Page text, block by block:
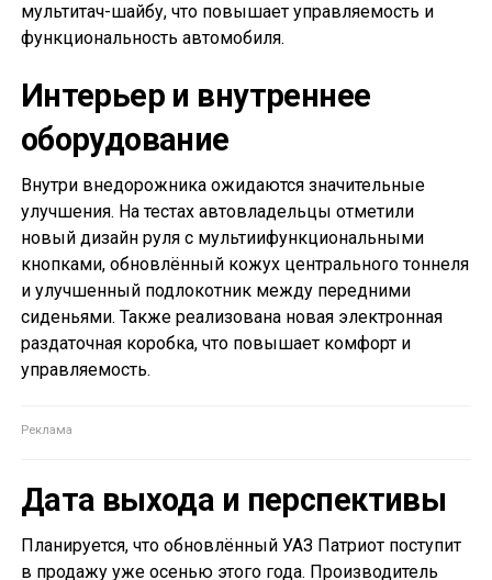
мультитач-шайбу, что повышает управляемость и
функциональность автомобиля.
Интерьер и внутреннее
оборудование
Внутри внедорожника ожидаются значительные
улучшения. На тестах автовладельцы отметили
новый дизайн руля с мультиифункциональными
кнопками, обновлённый кожух центрального тоннеля
и улучшенный подлокотник между передними
сиденьями. Также реализована новая электронная
раздаточная коробка, что повышает комфорт и
управляемость.
Дата выхода и перспективы
Планируется, что обновлённый УАЗ Патриот поступит
в продажу уже осенью этого года. Производитель